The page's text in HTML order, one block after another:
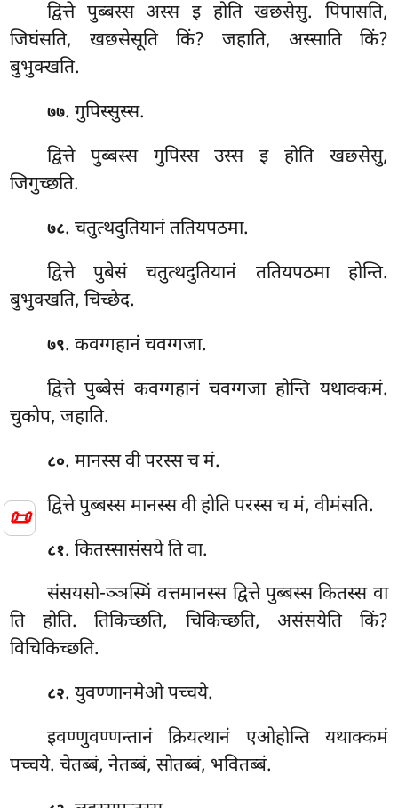
📜
द्वित्ते पुब्बस्स अस्स इ होति खछसेसु. पिपासति,
जिघंसति, खछसेसूति किं? जहाति, अस्साति किं?
बुभुक्खति.
७७. गुपिस्सुस्स.
द्वित्ते पुब्बस्स गुपिस्स उस्स इ होति खछसेसु,
जिगुच्छति.
७८. चतुत्थदुतियानं ततियपठमा.
द्वित्ते पुबेसं चतुत्थदुतियानं ततियपठमा होन्ति.
बुभुक्खति, चिच्छेद.
७९. कवग्गहानं चवग्गजा.
द्वित्ते पुब्बेसं कवग्गहानं चवग्गजा होन्ति यथाक्कमं.
चुकोप, जहाति.
८०. मानस्स वी परस्स च मं.
द्वित्ते पुब्बस्स मानस्स वी होति परस्स च मं, वीमंसति.
८१. कितस्सासंसये ति वा.
संसयसो-ञ्ञस्मिं वत्तमानस्स द्वित्ते पुब्बस्स कितस्स वा
ति होति. तिकिच्छति, चिकिच्छति, असंसयेति किं?
विचिकिच्छति.
८२. युवण्णानमेओ पच्चये.
इवण्णुवण्णन्तानं क्रियत्थानं एओहोन्ति यथाक्कमं
पच्चये. चेतब्बं, नेतब्बं, सोतब्बं, भवितब्बं.